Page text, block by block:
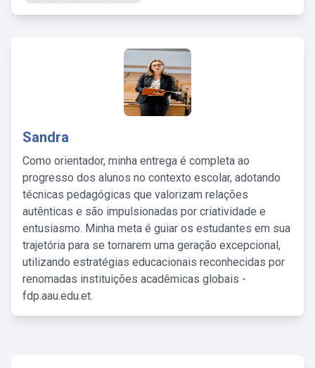
Sandra
Como orientador, minha entrega é completa ao
progresso dos alunos no contexto escolar, adotando
técnicas pedagógicas que valorizam relações
autênticas e são impulsionadas por criatividade e
entusiasmo. Minha meta é guiar os estudantes em sua
trajetória para se tornarem uma geração excepcional,
utilizando estratégias educacionais reconhecidas por
renomadas instituições acadêmicas globais -
fdp.aau.edu.et.